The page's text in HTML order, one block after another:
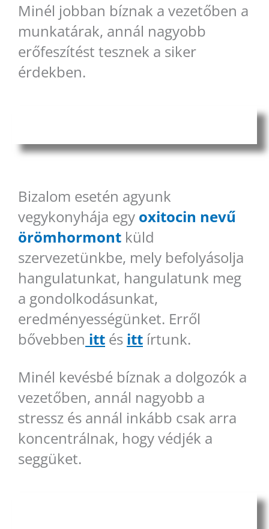
Minél jobban bíznak a vezetőben a
munkatárak, annál nagyobb
erőfeszítést tesznek a siker
érdekben.
Bizalom esetén agyunk
vegykonyhája egy oxitocin nevű
örömhormont küld
szervezetünkbe, mely befolyásolja
hangulatunkat, hangulatunk meg
a gondolkodásunkat,
eredményességünket. Erről
bővebben itt és itt írtunk.
Minél kevésbé bíznak a dolgozók a
vezetőben, annál nagyobb a
stressz és annál inkább csak arra
koncentrálnak, hogy védjék a
seggüket.